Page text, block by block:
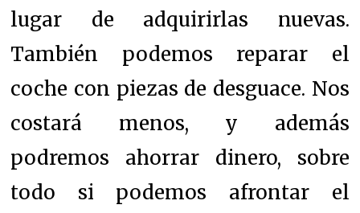
lugar de adquirirlas nuevas.
También podemos reparar el
coche con piezas de desguace. Nos
costará menos, y además
podremos ahorrar dinero, sobre
todo si podemos afrontar el